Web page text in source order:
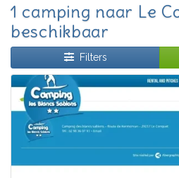
1 camping naar Le
beschikbaar
Filters